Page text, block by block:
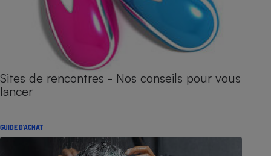
Sites de rencontres - Nos conseils pour vous
lancer
GUIDE D'ACHAT